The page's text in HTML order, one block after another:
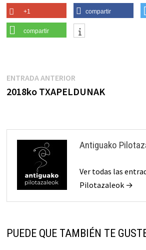
+1 compartir
compartir
Navegación
de
ENTRADA ANTERIOR
anterior:
2018ko TXAPELDUNAK
Antiguako
Ver todas las
Pilotazaleok →
PUEDE QUE TAMBIÉN TE